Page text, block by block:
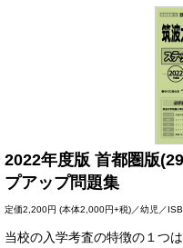
2022年度版 首都圏版
プアップ問題集
定価2,200円 (本体2,000円+税)／幼児／
当校の入学考査の特徴の１つ